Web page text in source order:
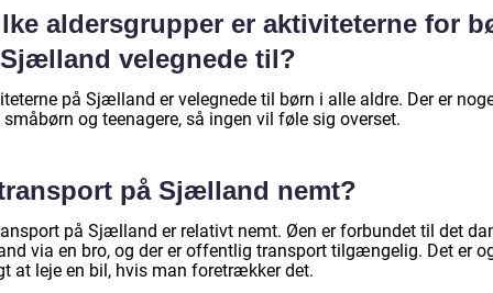
aldersgrupper er aktiviteterne for
velegnede til?
på Sjælland er velegnede til børn i alle aldre. Der er
småbørn og teenagere, så ingen vil føle sig overset.
på Sjælland nemt?
på Sjælland er relativt nemt. Øen er forbundet til det
via en bro, og der er offentlig transport tilgængelig. Det er
at leje en bil, hvis man foretrækker det.